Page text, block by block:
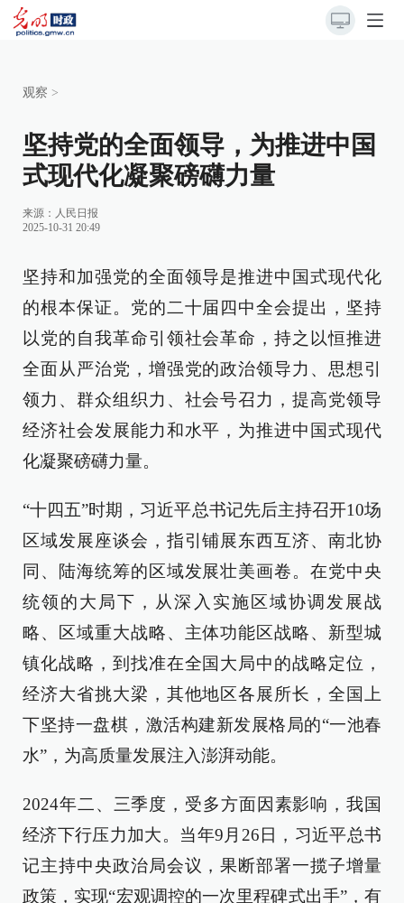
观察 >
坚持党的全面领导，为推进中国
式现代化凝聚磅礴力量
来源： 人民日报
2025-10-31 20:49
坚持和加强党的全面领导是推进中国式现代化
的根本保证。党的二十届四中全会提出，坚持
以党的自我革命引领社会革命，持之以恒推进
全面从严治党，增强党的政治领导力、思想引
领力、群众组织力、社会号召力，提高党领导
经济社会发展能力和水平，为推进中国式现代
化凝聚磅礴力量。
“十四五”时期，习近平总书记先后主持召开10场
区域发展座谈会，指引铺展东西互济、南北协
同、陆海统筹的区域发展壮美画卷。在党中央
统领的大局下，从深入实施区域协调发展战
略、区域重大战略、主体功能区战略、新型城
镇化战略，到找准在全国大局中的战略定位，
经济大省挑大梁，其他地区各展所长，全国上
下坚持一盘棋，激活构建新发展格局的“一池春
水”，为高质量发展注入澎湃动能。
2024年二、三季度，受多方面因素影响，我国
经济下行压力加大。当年9月26日，习近平总书
记主持中央政治局会议，果断部署一揽子增量
政策，实现“宏观调控的一次里程碑式出手”，有